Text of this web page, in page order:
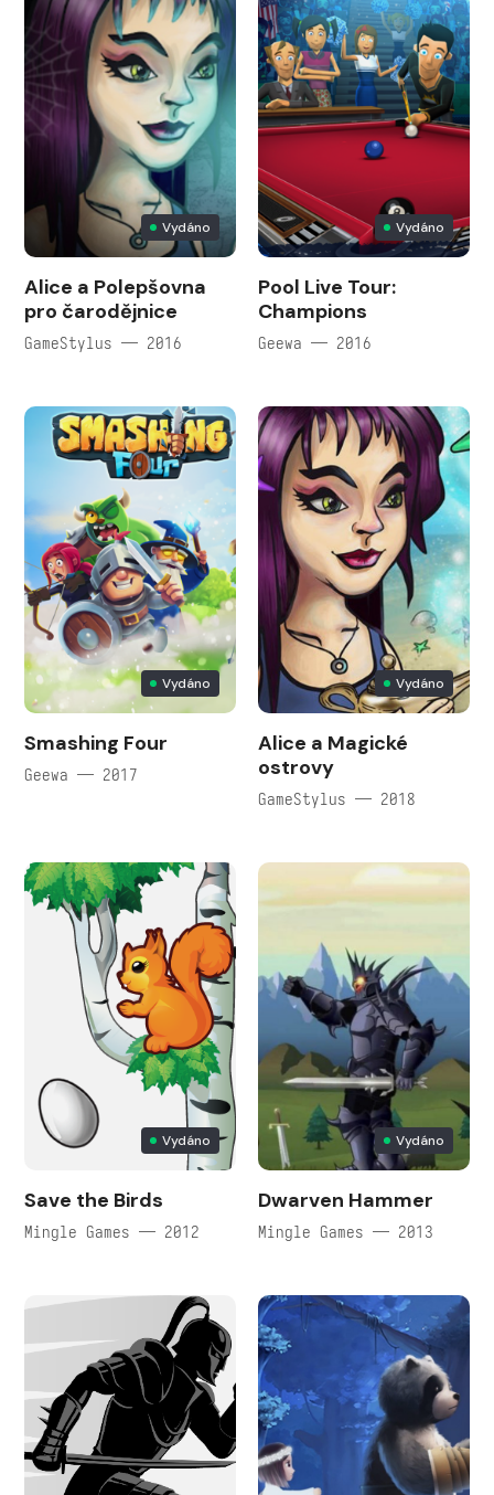
Vydáno
Alice a Polepšovna
pro čarodějnice
GameStylus — 2016
Vydáno
Pool Live Tour:
Champions
Geewa — 2016
Vydáno
Smashing Four
Geewa — 2017
Vydáno
Alice a Magické
ostrovy
GameStylus — 2018
Vydáno
Save the Birds
Mingle Games — 2012
Vydáno
Dwarven Hammer
Mingle Games — 2013